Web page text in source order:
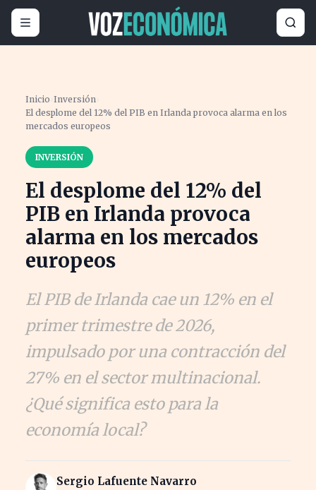
Inicio ›Inversión›
El desplome del 12% del PIB en Irlanda provoca alarma en los
mercados europeos
INVERSIÓN
El desplome del 12% del
PIB en Irlanda provoca
alarma en los mercados
europeos
El PIB de Irlanda cae un 12% en el
primer trimestre de 2026,
impulsado por una contracción del
27% en el sector multinacional.
¿Qué significa esto para la
economía local?
Sergio Lafuente Navarro